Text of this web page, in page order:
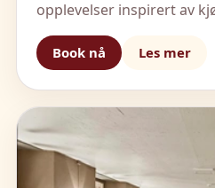
opplevelser inspirert av
Book nå Les mer